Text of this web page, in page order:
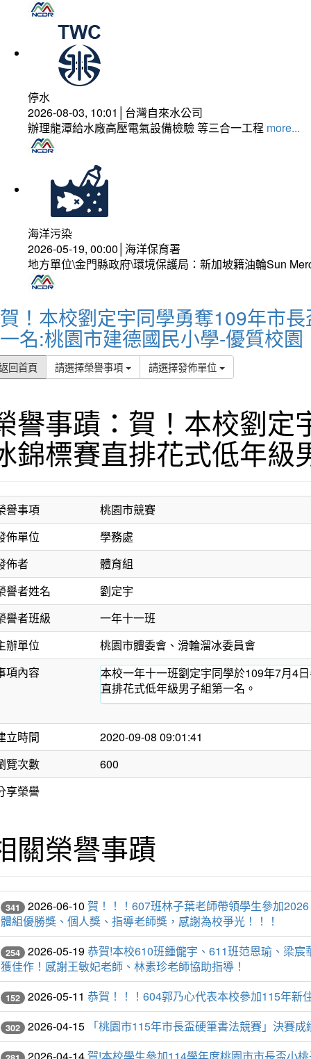
停水
2026-08-03, 10:01│台灣自來水公司
辦理龍潭給水廠高壓電氣設備檢驗 等三合一工程 more...
海洋污染
2026-05-19, 00:00│海洋保育署
地方單位\金門縣政府\環境保護局：新加坡籍油輪Sun
賀！本校劉定宇同學勇奪109年市
一名:桃園市建德國民小學-優質校園
回首頁 請選擇榮譽事項 請選擇發佈單位
譽事蹟：賀！本校劉定
錦標賽直排花式低年級
譽事項
桃園市競賽
佈單位
學務處
佈者
體育組
譽者姓名
劉定宇
譽者班級
一年十一班
辦單位
桃園市體委會、滑輪溜冰委員會
項內容
本校一年十一班劉定宇同學於109年7月4
直排花式低年級男子組第一名。
立時間
2020-09-08 09:01:41
覽次數
600
享榮譽
關榮譽事蹟
341 2026-06-10 賀！！！607班林子葉老師帶領學生參加
體組優勝獎、個人獎、指導老師獎，感謝為校爭光！！！
254 2026-05-19恭賀!本校610班鍾儱宇、611班范恩瑜、梁
獲佳作！感謝王敏妃老師、林素珍老師協助指導！
152 2026-05-11 恭賀！！！604郭乃心代表本校參加115年新
302 2026-04-15 「桃園市115年市長盃硬筆書法競賽」決賽